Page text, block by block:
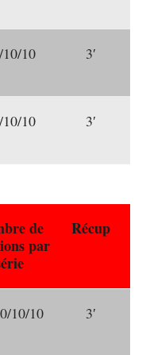
10/10 3′
10/10 3′
de
par
Récup
10/10 3′